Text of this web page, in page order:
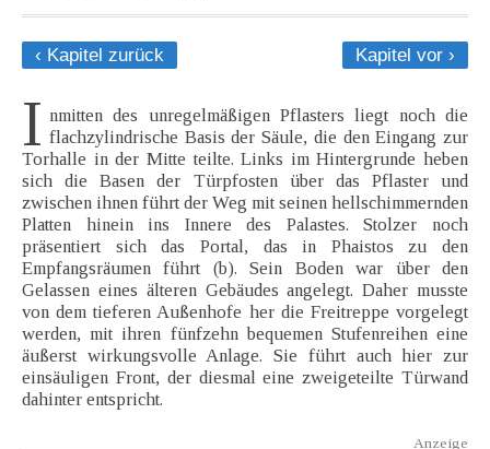
‹ Kapitel zurück Kapitel vor ›
I nmitten des unregelmäßigen Pflasters liegt noch die
flachzylindrische Basis der Säule, die den Eingang zur
Torhalle in der Mitte teilte. Links im Hintergrunde heben
sich die Basen der Türpfosten über das Pflaster und
zwischen ihnen führt der Weg mit seinen hellschimmernden
Platten hinein ins Innere des Palastes. Stolzer noch
präsentiert sich das Portal, das in Phaistos zu den
Empfangsräumen führt (b). Sein Boden war über den
Gelassen eines älteren Gebäudes angelegt. Daher musste
von dem tieferen Außenhofe her die Freitreppe vorgelegt
werden, mit ihren fünfzehn bequemen Stufenreihen eine
äußerst wirkungsvolle Anlage. Sie führt auch hier zur
einsäuligen Front, der diesmal eine zweigeteilte Türwand
dahinter entspricht.